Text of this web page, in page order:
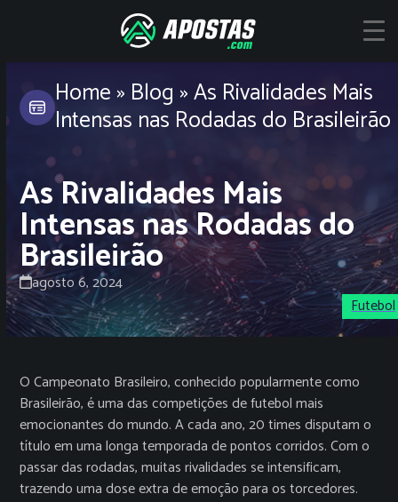
Home» Blog »As Rivalidades Mais
Intensas nas Rodadas do Brasileirão
As Rivalidades Mais
Intensas nas Rodadas do
Brasileirão
agosto 6, 2024
Futebol
O Campeonato Brasileiro, conhecido popularmente como
Brasileirão, é uma das competições de futebol mais
emocionantes do mundo. A cada ano, 20 times disputam o
título em uma longa temporada de pontos corridos. Com o
passar das rodadas, muitas rivalidades se intensificam,
trazendo uma dose extra de emoção para os torcedores.